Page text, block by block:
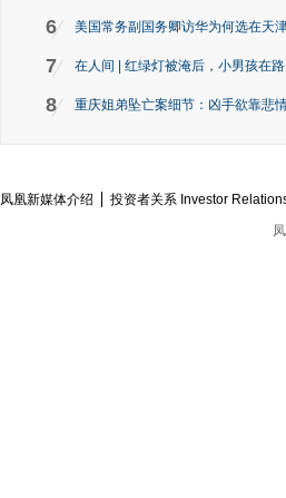
6 美国常务副国务卿访华为何选在天
7 在人间 | 红绿灯被淹后，小男孩在
8 重庆姐弟坠亡案细节：凶手欲靠悲
凤凰新媒体介绍 投资者关系 Investor